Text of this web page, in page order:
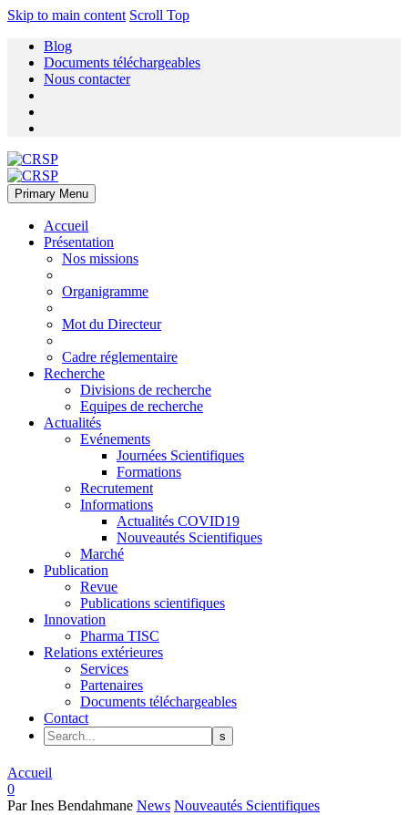
Skip to main content Scroll Top
Blog
Documents téléchargeables
Nous contacter
Primary Menu
Accueil
Présentation
Nos missions
Organigramme
Mot du Directeur
Cadre réglementaire
Recherche
Divisions de recherche
Equipes de recherche
Actualités
Evénements
Journées Scientifiques
Formations
Recrutement
Informations
Actualités COVID19
Nouveautés Scientifiques
Marché
Publication
Revue
Publications scientifiques
Innovation
Pharma TISC
Relations extérieures
Services
Partenaires
Documents téléchargeables
Contact
Accueil
0
Par Ines Bendahmane News Nouveautés Scientifiques